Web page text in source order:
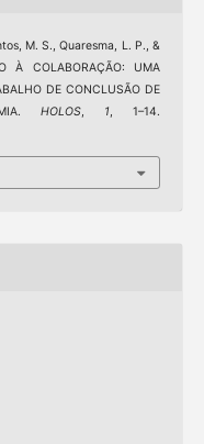
M. S., Quaresma, L. P., &
COLABORAÇÃO: UMA
DE CONCLUSÃO DE
HOLOS, 1, 1–14.